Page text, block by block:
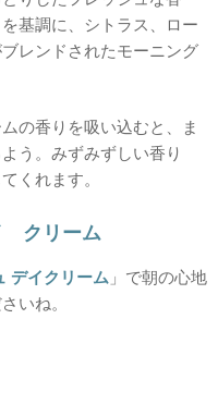
基調に、シトラス、ロー
レンドされたモーニング
の香りを吸い込むと、ま
う。みずみずしい香り
くれます。
クリーム
デイクリーム 」で朝の心地
いね。